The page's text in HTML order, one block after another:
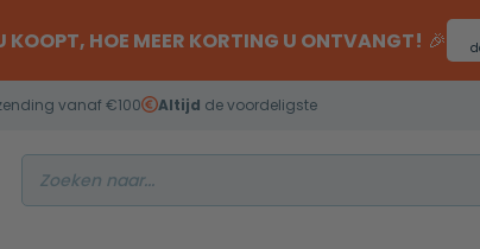
KOOPT, HOE MEER KORTING U ONTVANGT! 🎉
vanaf €100 Altijd de voordeligste